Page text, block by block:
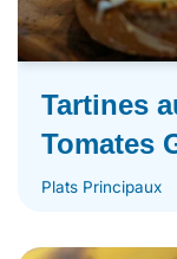
Tartines
Tomates
Plats Principaux